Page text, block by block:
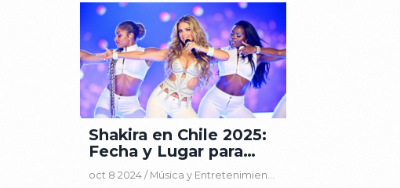
Shakira en Chile 2025:
Fecha y Lugar para
Comprar Boletos de
oct 8 2024 / Música y Entretenimiento